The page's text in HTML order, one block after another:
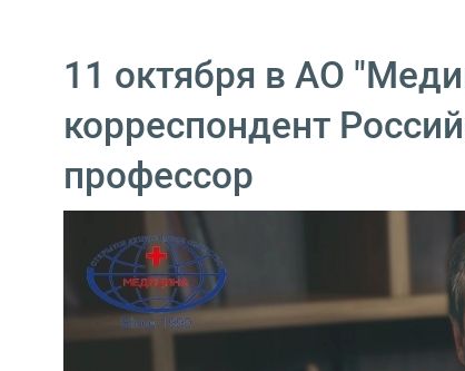
11 октября в АО
корреспондент
профессор